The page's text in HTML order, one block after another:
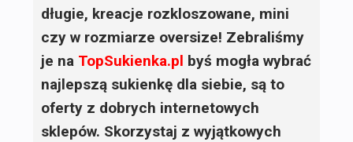
długie, kreacje rozkloszowane, mini
czy w rozmiarze oversize! Zebraliśmy
je na TopSukienka.pl byś mogła wybrać
najlepszą sukienkę dla siebie, są to
oferty z dobrych internetowych
sklepów. Skorzystaj z wyjątkowych